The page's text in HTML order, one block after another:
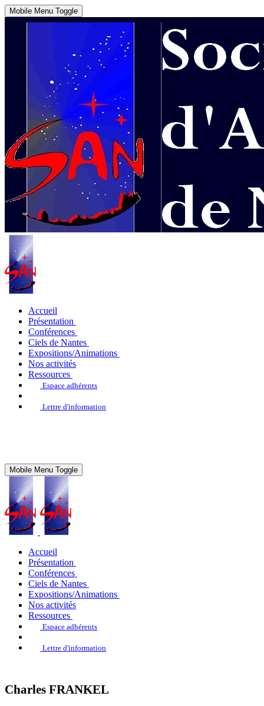
Mobile Menu Toggle
Accueil
Présentation
Conférences
Ciels de Nantes
Expositions/Animations
Nos activités
Ressources
Espace adhérents
Lettre d'information
Mobile Menu Toggle
Accueil
Présentation
Conférences
Ciels de Nantes
Expositions/Animations
Nos activités
Ressources
Espace adhérents
Lettre d'information
Charles FRANKEL